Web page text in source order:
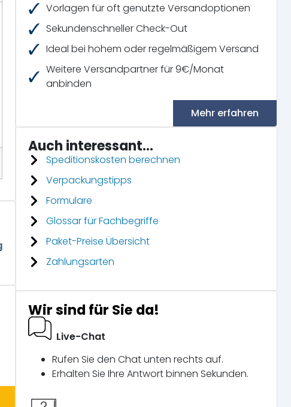
Vorlagen für oft genutzte Versandoptionen
Sekundenschneller Check-Out
Ideal bei hohem oder regelmäßigem Versand
Weitere Versandpartner für 9€/Monat
anbinden
Mehr erfahren
Auch interessant...
Speditionskosten berechnen
Verpackungstipps
Formulare
Glossar für Fachbegriffe
Paket-Preise Übersicht
Zahlungsarten
Wir sind für Sie da!
Live-Chat
Rufen Sie den Chat unten rechts auf.
Erhalten Sie Ihre Antwort binnen Sekunden.